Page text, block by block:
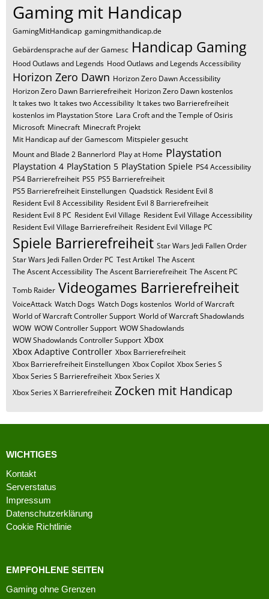
Gaming mit Handicap
GamingMitHandicap gamingmithandicap.de
Gebärdensprache auf der Gamesc Handicap Gaming
Hood Outlaws and Legends Hood Outlaws and Legends Accessibility
Horizon Zero Dawn Horizon Zero Dawn Accessibility
Horizon Zero Dawn Barrierefreiheit Horizon Zero Dawn kostenlos
It takes two It takes two Accessibility It takes two Barrierefreiheit
kostenlos im Playstation Store Lara Croft and the Temple of Osiris
Microsoft Minecraft Minecraft Projekt
Mit Handicap auf der Gamescom Mitspieler gesucht
Mount and Blade 2 Bannerlord Play at Home Playstation
Playstation 4 PlayStation 5 PlayStation Spiele PS4 Accessibility
PS4 Barrierefreiheit PS5 PS5 Barrierefreiheit
PS5 Barrierefreiheit Einstellungen Quadstick Resident Evil 8
Resident Evil 8 Accessibility Resident Evil 8 Barrierefreiheit
Resident Evil 8 PC Resident Evil Village Resident Evil Village Accessibility
Resident Evil Village Barrierefreiheit Resident Evil Village PC
Spiele Barrierefreiheit Star Wars Jedi Fallen Order
Star Wars Jedi Fallen Order PC Test Artikel The Ascent
The Ascent Accessibility The Ascent Barrierefreiheit The Ascent PC
Tomb Raider Videogames Barrierefreiheit
VoiceAttack Watch Dogs Watch Dogs kostenlos World of Warcraft
World of Warcraft Controller Support World of Warcraft Shadowlands
WOW WOW Controller Support WOW Shadowlands
WOW Shadowlands Controller Support Xbox
Xbox Adaptive Controller Xbox Barrierefreiheit
Xbox Barrierefreiheit Einstellungen Xbox Copilot Xbox Series S
Xbox Series S Barrierefreiheit Xbox Series X
Xbox Series X Barrierefreiheit Zocken mit Handicap
WICHTIGES
Kontakt
Serverstatus
Impressum
Datenschutzerklärung
Cookie Richtlinie
EMPFOHLENE SEITEN
Gaming ohne Grenzen